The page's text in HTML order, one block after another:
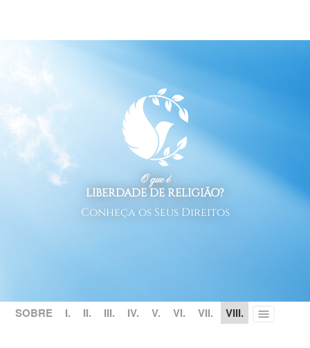
O que é
LIBERDADE DE RELIGIÃO?
Conheça os Seus Direitos
SOBRE I. II. III. IV. V. VI. VII. VIII. Toggle